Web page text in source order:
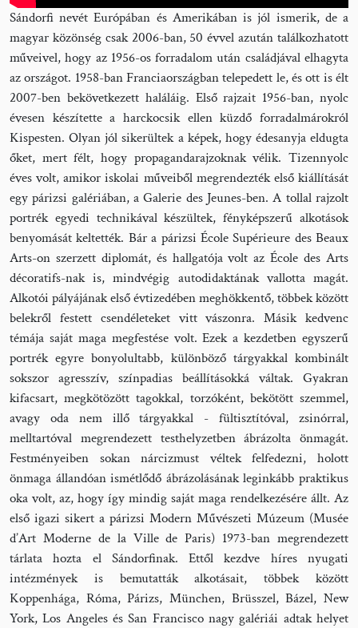
Sándorfi nevét Európában és Amerikában is jól ismerik, de a
magyar közönség csak 2006-ban, 50 évvel azután találkozhatott
műveivel, hogy az 1956-os forradalom után családjával elhagyta
az országot. 1958-ban Franciaországban telepedett le, és ott is élt
2007-ben bekövetkezett haláláig. Első rajzait 1956-ban, nyolc
évesen készítette a harckocsik ellen küzdő forradalmárokról
Kispesten. Olyan jól sikerültek a képek, hogy édesanyja eldugta
őket, mert félt, hogy propagandarajzoknak vélik. Tizennyolc
éves volt, amikor iskolai műveiből megrendezték első kiállítását
egy párizsi galériában, a Galerie des Jeunes-ben. A tollal rajzolt
portrék egyedi technikával készültek, fényképszerű alkotások
benyomását keltették. Bár a párizsi École Supérieure des Beaux
Arts-on szerzett diplomát, és hallgatója volt az École des Arts
décoratifs-nak is, mindvégig autodidaktának vallotta magát.
Alkotói pályájának első évtizedében meghökkentő, többek között
belekről festett csendéleteket vitt vászonra. Másik kedvenc
témája saját maga megfestése volt. Ezek a kezdetben egyszerű
portrék egyre bonyolultabb, különböző tárgyakkal kombinált
sokszor agresszív, színpadias beállításokká váltak. Gyakran
kifacsart, megkötözött tagokkal, torzóként, bekötött szemmel,
avagy oda nem illő tárgyakkal - fültisztítóval, zsinórral,
melltartóval megrendezett testhelyzetben ábrázolta önmagát.
Festményeiben sokan nárcizmust véltek felfedezni, holott
önmaga állandóan ismétlődő ábrázolásának leginkább praktikus
oka volt, az, hogy így mindig saját maga rendelkezésére állt. Az
első igazi sikert a párizsi Modern Művészeti Múzeum (Musée
d’Art Moderne de la Ville de Paris) 1973-ban megrendezett
tárlata hozta el Sándorfinak. Ettől kezdve híres nyugati
intézmények is bemutatták alkotásait, többek között
Koppenhága, Róma, Párizs, München, Brüsszel, Bázel, New
York, Los Angeles és San Francisco nagy galériái adtak helyet